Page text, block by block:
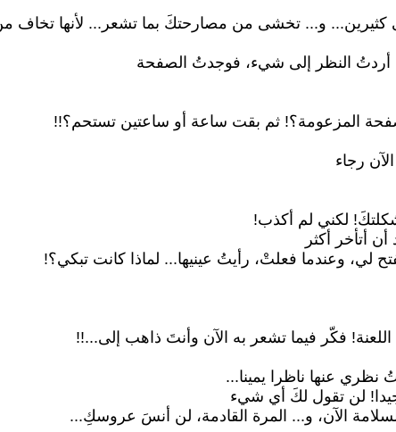
كثيرين... و... تخشى من مصارحتكَ بما تشعر... لأنها تخاف
أردتُ النظر إلى شيء، فوجدتُ الصفحة
المزعومة؟! ثم بقت ساعة أو ساعتين تستحم؟!!
رجاء
لكني لم أكذب!
أتأخر أكثر
لي، وعندما فعلتْ، رأيتُ عينيها... لماذا كانت تبكي؟!
اللعنة! فكّر فيما تشعر به الآن وأنتَ ذاهب إلى...!!
عنها ناظرا يمينا...
جيدا! لن تقول لكَ أي شيء
الآن، و... المرة القادمة، لن أنسَ عروسكِ...